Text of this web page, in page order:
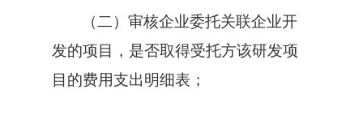
（二）审核企业委托关联企业开
发的项目，是否取得受托方该研发项
目的费用支出明细表；